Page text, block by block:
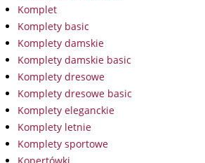
Komplet
Komplety basic
Komplety damskie
Komplety damskie basic
Komplety dresowe
Komplety dresowe basic
Komplety eleganckie
Komplety letnie
Komplety sportowe